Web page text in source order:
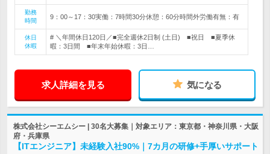
勤務
時間
9：00～17：30実働：7時間30分休憩：60分時間外労働有無：有
休日
休暇
# ＼年間休日120日／■完全週休2日制 (土日) ■祝日 ■夏季休
暇：3日間 ■年末年始休暇：3日…
求人詳細を見る 気になる
株式会社シーエムシー | 30名大募集｜対象エリア：東京都・神奈川県・大阪
府・兵庫県
【ITエンジニア】未経験入社90%｜7カ月の研修+手厚いサポート